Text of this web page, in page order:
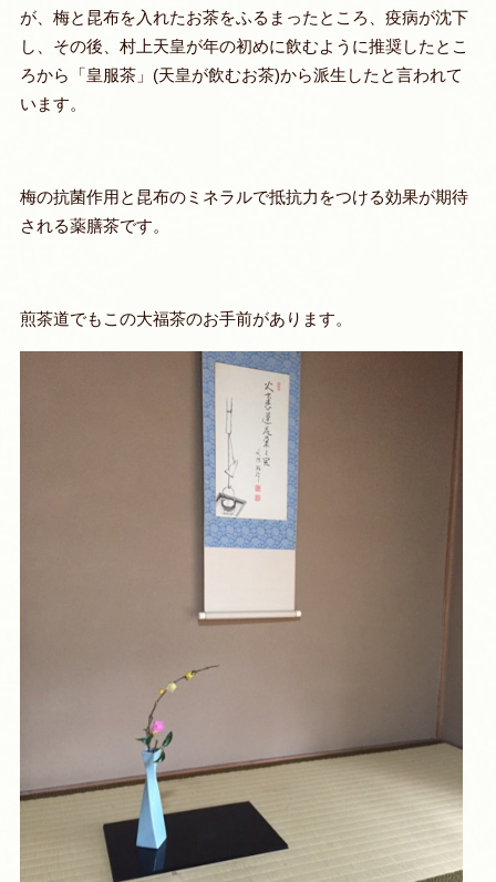
が、梅と昆布を入れたお茶をふるまったところ、疫病が沈下
し、その後、村上天皇が年の初めに飲むように推奨したとこ
ろから「皇服茶」(天皇が飲むお茶)から派生したと言われて
います。
梅の抗菌作用と昆布のミネラルで抵抗力をつける効果が期待
される薬膳茶です。
煎茶道でもこの大福茶のお手前があります。